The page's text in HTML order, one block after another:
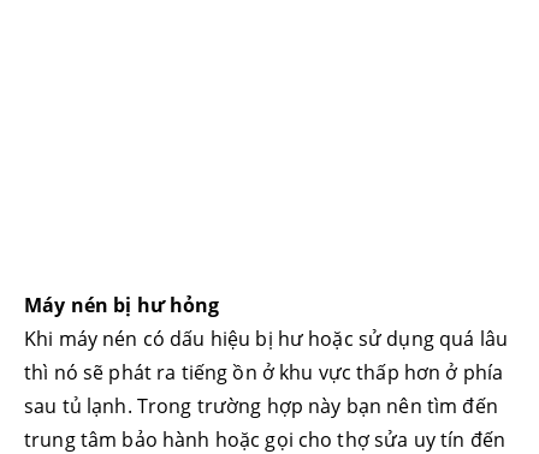
Máy nén bị hư hỏng
Khi máy nén có dấu hiệu bị hư hoặc sử dụng quá lâu
thì nó sẽ phát ra tiếng ồn ở khu vực thấp hơn ở phía
sau tủ lạnh. Trong trường hợp này bạn nên tìm đến
trung tâm bảo hành hoặc gọi cho thợ sửa uy tín đến